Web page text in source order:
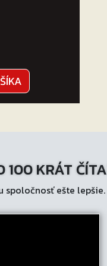
100 KRÁT
spoločnosť ešte lepšie.